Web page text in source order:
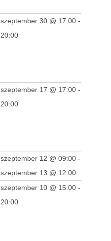
szeptember 30 @ 17:00 -
20:00
szeptember 17 @ 17:00 -
20:00
szeptember 12 @ 09:00 -
szeptember 13 @ 12:00
szeptember 10 @ 15:00 -
20:00